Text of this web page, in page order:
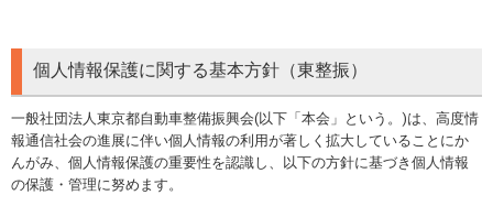
個人情報保護に関する基本方針（東整振）
一般社団法人東京都自動車整備振興会(以下「本会」という。)は、高度情
報通信社会の進展に伴い個人情報の利用が著しく拡大していることにか
んがみ、個人情報保護の重要性を認識し、以下の方針に基づき個人情報
の保護・管理に努めます。